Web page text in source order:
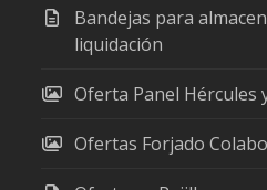
Bandejas para
liquidación
Oferta Panel Hércules
Ofertas Forjado